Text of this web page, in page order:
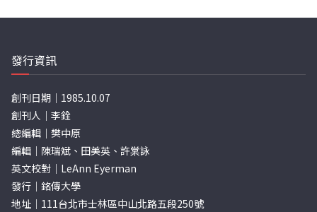
發行資訊
創刊日期｜1985.10.07
創刊人｜李銓
總編輯｜樊中原
編輯｜陳瑞斌、田美英、許棠詠
英文校對｜LeAnn Eyerman
發行｜銘傳大學
地址｜111台北市士林區中山北路五段250號